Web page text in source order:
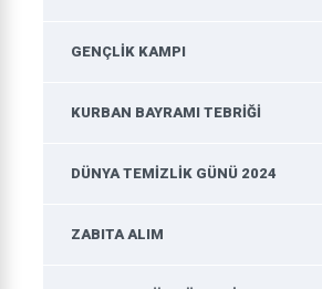
GENÇLIK KAMPI
KURBAN BAYRAMI TEBRIĞI
DÜNYA TEMIZLIK GÜNÜ 2024
ZABITA ALIM